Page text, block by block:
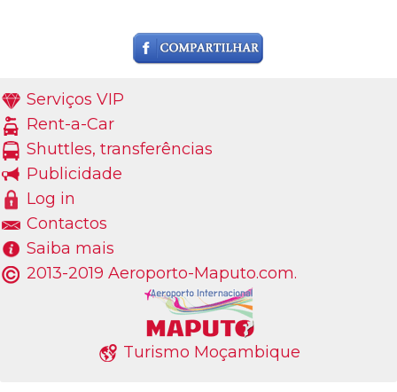
Serviços VIP
Rent-a-Car
Shuttles, transferências
Publicidade
Log in
Contactos
Saiba mais
2013-2019 Aeroporto-Maputo.com.
Turismo Moçambique